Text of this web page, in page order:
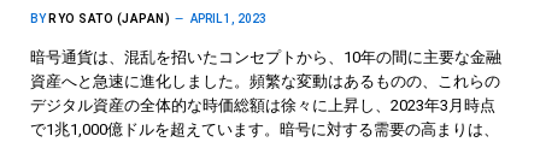
BY RYO SATO (JAPAN) APRIL 1, 2023
暗号通貨は、混乱を招いたコンセプトから、10年の間に主要な金融
資産へと急速に進化しました。頻繁な変動はあるものの、これらの
デジタル資産の全体的な時価総額は徐々に上昇し、2023年3月時点
で1兆1,000億ドルを超えています。暗号に対する需要の高まりは、